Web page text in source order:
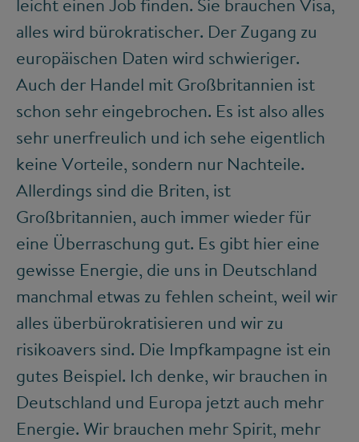
leicht einen Job finden. Sie brauchen Visa,
alles wird bürokratischer. Der Zugang zu
europäischen Daten wird schwieriger.
Auch der Handel mit Großbritannien ist
schon sehr eingebrochen. Es ist also alles
sehr unerfreulich und ich sehe eigentlich
keine Vorteile, sondern nur Nachteile.
Allerdings sind die Briten, ist
Großbritannien, auch immer wieder für
eine Überraschung gut. Es gibt hier eine
gewisse Energie, die uns in Deutschland
manchmal etwas zu fehlen scheint, weil wir
alles überbürokratisieren und wir zu
risikoavers sind. Die Impfkampagne ist ein
gutes Beispiel. Ich denke, wir brauchen in
Deutschland und Europa jetzt auch mehr
Energie. Wir brauchen mehr Spirit, mehr